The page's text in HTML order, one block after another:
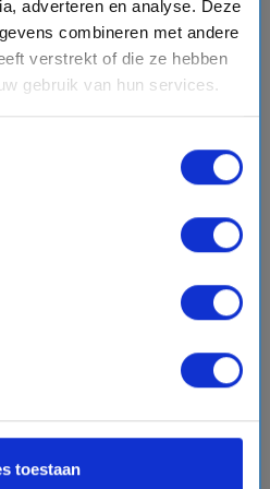
adverteren en analyse. Deze
combineren met andere
verstrekt of die ze hebben
gebruik van hun services.
toestaan
favorite
chevron_right